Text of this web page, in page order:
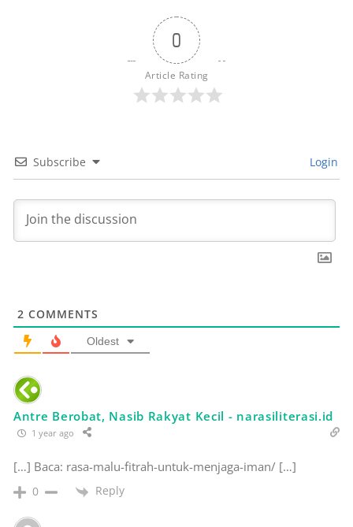
0
Article Rating
Subscribe Login
2 COMMENTS
Oldest
Antre Berobat, Nasib Rakyat Kecil - narasiliterasi.id
1 year ago
[…] Baca: rasa-malu-fitrah-untuk-menjaga-iman/ […]
0 Reply